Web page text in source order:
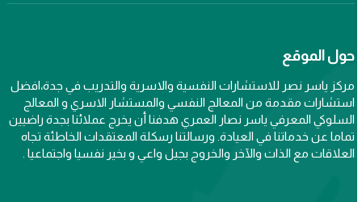
حول الموقع
مركز ياسر نصر للاستشارات النفسية والاسرية والتدريب في جدة،افضل
استشارات مقدمة من المعالج النفسي والمستشار الاسري و المعالج
السلوكي المعرفي ياسر نصار العمري هدفنا أن يخرج عملائنا بجدة راضيين
تماما عن خدماتنا في العيادة. ورسالتنا رسكلة المعتقدات الخاطئة تجاه
العلاقات مع الذات والآخر والخروج بجيل واعي و بخير نفسيا واجتماعيا .